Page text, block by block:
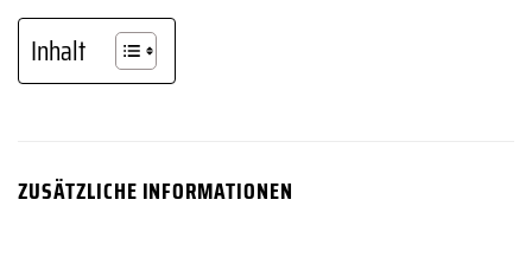
Inhalt
ZUSÄTZLICHE INFORMATIONEN